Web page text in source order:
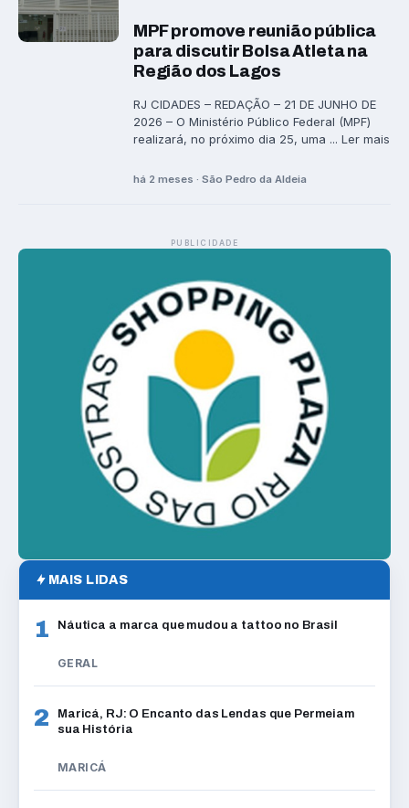
MPF promove reunião pública
para discutir Bolsa Atleta na
Região dos Lagos
RJ CIDADES – REDAÇÃO – 21 DE JUNHO DE
2026 – O Ministério Público Federal (MPF)
realizará, no próximo dia 25, uma ... Ler mais
há 2 meses · São Pedro da Aldeia
PUBLICIDADE
MAIS LIDAS
1 Náutica a marca que mudou a tattoo no Brasil
GERAL
2
Maricá, RJ: O Encanto das Lendas que Permeiam
sua História
MARICÁ